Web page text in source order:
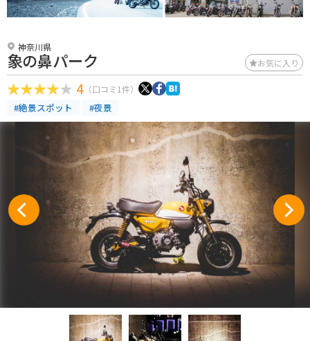
神奈川県
象の鼻パーク お気に入り
4 （口コミ1件）
#絶景スポット #夜景